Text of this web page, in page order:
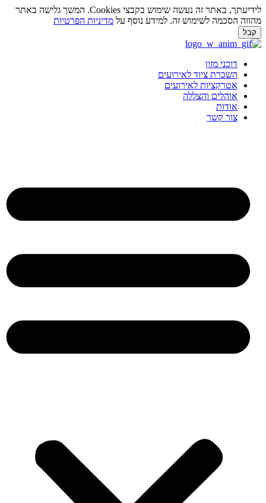
לידיעתך, באתר זה נעשה שימוש בקבצי Cookies. המשך גלישה באתר
הסכמה לשימוש זה. למידע נוסף עלמדיניות הפרטיות
קבל
דוכני מזון
השכרת ציוד לאירועים
אטרקציות לאירועים
אוהלים והצללה
אודות
צור קשר